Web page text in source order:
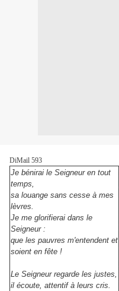
DiMail 593
Je bénirai le Seigneur en tout
temps,
sa louange sans cesse à mes
lèvres.
Je me glorifierai dans le
Seigneur :
que les pauvres m'entendent et
soient en fête !
Le Seigneur regarde les justes,
il écoute, attentif à leurs cris.